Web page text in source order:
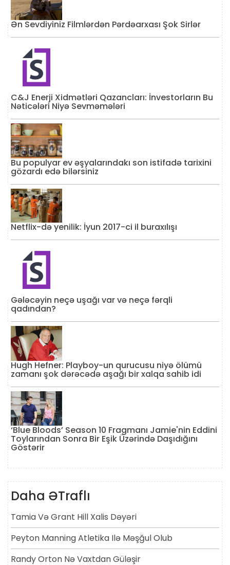
Ən Sevdiyiniz Filmlərdən Pərdəarxası Şok Sirlər
C&J Enerji Xidmətləri Qazancları: İnvestorların Bu
Nəticələri Niyə Sevməmələri
Bu populyar ev əşyalarındakı son istifadə tarixini
gözardı edə bilərsiniz
Netflix-də yenilik: İyun 2017-ci il buraxılışı
Gələcəyin neçə uşağı var və neçə fərqli
qadından?
Hugh Hefner: Playboy-un qurucusu niyə ölümü
zamanı şok dərəcədə aşağı bir xalqa sahib idi
‘Blue Bloods’ Season 10 Fragmanı Jamie'nin Eddini
Toylarından Sonra Bir Eşik Üzərində Daşıdığını
Göstərir
Daha ƏTraflı
Tamia Və Grant Hill Xalis Dəyəri
Peyton Manning Atletika Ilə Məşğul Olub
Randy Orton Nə Vaxtdan Güləşir